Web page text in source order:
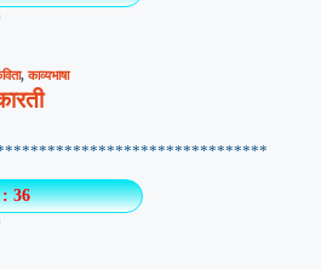
,काव्यभाषा
36